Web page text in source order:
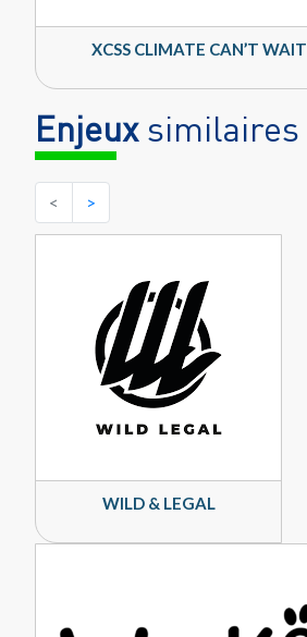
XCSS CLIMATE CAN’T WAIT
Enjeuxsimilaires
< >
WILD & LEGAL